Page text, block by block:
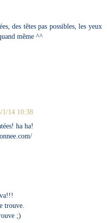
des têtes pas possibles, les yeux
même ^^
1/14 10:38
ha ha!
trouve.
;)